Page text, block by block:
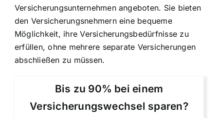
Versicherungsunternehmen angeboten. Sie bieten
den Versicherungsnehmern eine bequeme
Möglichkeit, ihre Versicherungsbedürfnisse zu
erfüllen, ohne mehrere separate Versicherungen
abschließen zu müssen.
Bis zu 90% bei einem
Versicherungswechsel sparen?